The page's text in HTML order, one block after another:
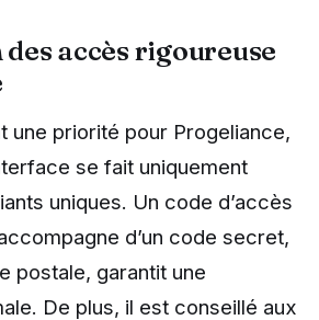
accès rigoureuse
une priorité pour Progeliance,
se fait uniquement
uniques. Un code d’accès
d’un code secret,
postale, garantit une
De plus, il est conseillé aux